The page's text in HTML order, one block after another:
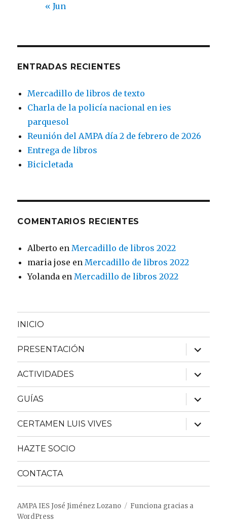
« Jun
ENTRADAS RECIENTES
Mercadillo de libros de texto
Charla de la policía nacional en ies
parquesol
Reunión del AMPA día 2 de febrero de 2026
Entrega de libros
Bicicletada
COMENTARIOS RECIENTES
Alberto en Mercadillo de libros 2022
maria jose en Mercadillo de libros 2022
Yolanda en Mercadillo de libros 2022
INICIO
PRESENTACIÓN
expande
el
menú
inferior
ACTIVIDADES
expande
el
menú
inferior
GUÍAS
expande
el
menú
inferior
CERTAMEN LUIS VIVES
expande
el
menú
HAZTE SOCIO
CONTACTA
AMPA IES José Jiménez Lozano
Funciona gracias a
WordPress